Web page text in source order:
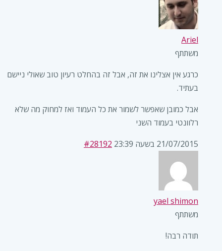
Ariel
משתתף
כרגע אין אצלינו את זה, אבל זה בהחלט רעיון טוב שאולי ניישם
בעתיד.
אבל כמובן שאפשר לשמור את כל העמוד ואז למחוק מה שלא
רלוונטי בעמוד השני
21/07/2015 בשעה 23:39
#28192
yael shimon
משתתף
תודה רבה!